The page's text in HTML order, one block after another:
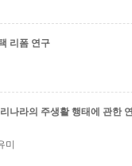
리폼 연구
나라의 주생활 행태에 관한
미